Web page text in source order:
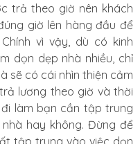
trả theo giờ nên khách
giờ lên hàng đầu để
vì vậy, dù có kinh
dọn dẹp nhà nhiều, chỉ
sẽ có cái nhìn thiện cảm
lương theo giờ và thời
làm bạn cần tập trung
hay không. Đừng để
tập trung vào việc dọn